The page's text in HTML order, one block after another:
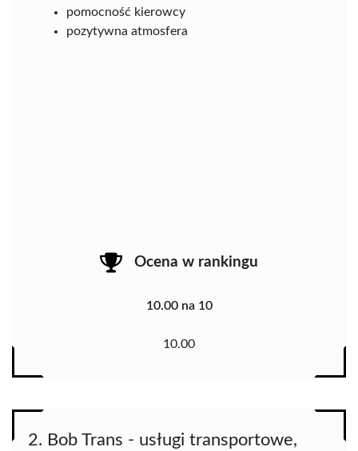
pomocność kierowcy
pozytywna atmosfera
Ocena w rankingu
10.00 na 10
10.00
2. Bob Trans - usługi transportowe,